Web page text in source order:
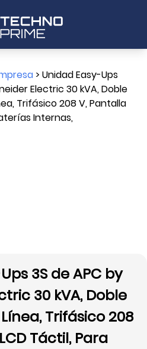
> Unidad Easy-Ups
Electric 30 kVA, Doble
Trifásico 208 V, Pantalla
Internas,
3S de APC by
30 kVA, Doble
Trifásico 208
Táctil, Para